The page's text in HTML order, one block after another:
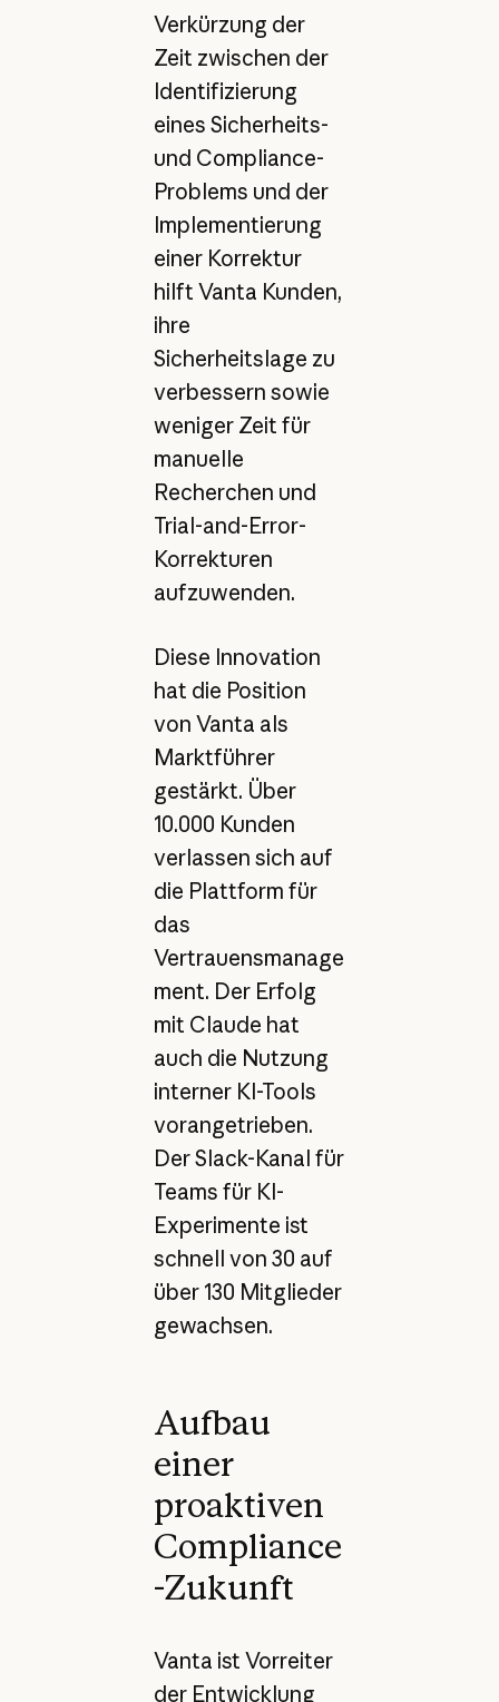
Verkürzung der
Zeit zwischen der
Identifizierung
eines Sicherheits-
und Compliance-
Problems und der
Implementierung
einer Korrektur
hilft Vanta Kunden,
ihre
Sicherheitslage zu
verbessern sowie
weniger Zeit für
manuelle
Recherchen und
Trial-and-Error-
Korrekturen
aufzuwenden.
Diese Innovation
hat die Position
von Vanta als
Marktführer
gestärkt. Über
10.000 Kunden
verlassen sich auf
die Plattform für
das
Vertrauensmanage
ment. Der Erfolg
mit Claude hat
auch die Nutzung
interner KI-Tools
vorangetrieben.
Der Slack-Kanal für
Teams für KI-
Experimente ist
schnell von 30 auf
über 130 Mitglieder
gewachsen.
Aufbau
einer
proaktiven
Compliance
-Zukunft
Vanta ist Vorreiter
der Entwicklung